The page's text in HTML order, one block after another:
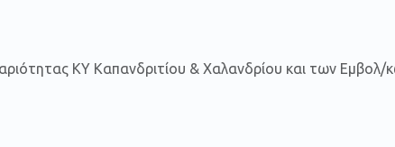
ΚΥ Καπανδριτίου & Χαλανδρίου και των